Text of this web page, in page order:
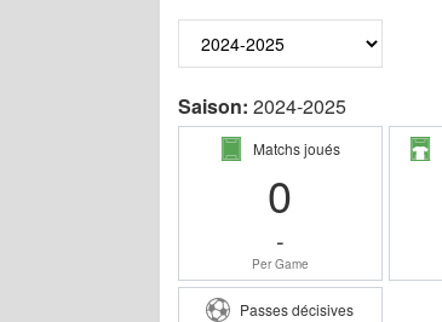
Saison: 2024-2025
Matchs joués
0
-
Per Game
Passes décisives